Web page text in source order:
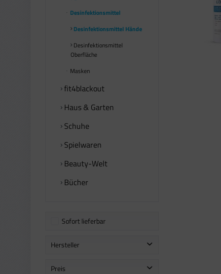
Desinfektionsmittel
Desinfektionsmittel Hände
Desinfektionsmittel
Oberfläche
Masken
fit4blackout
Haus & Garten
Schuhe
Spielwaren
Beauty-Welt
Bücher
Sofort lieferbar
Hersteller
Lonstin
Preis